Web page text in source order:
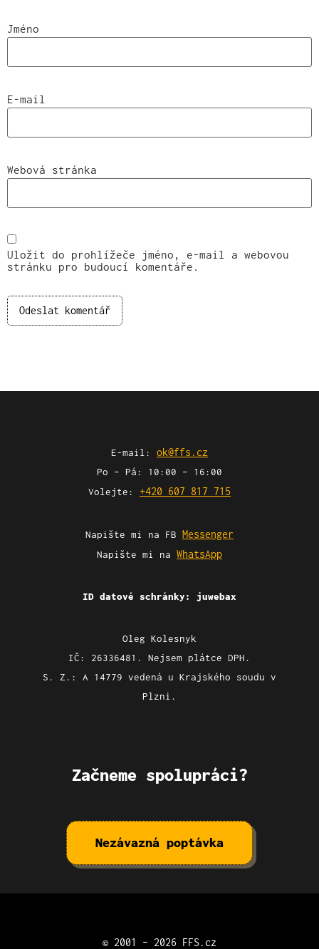
Jméno
E-mail
Webová stránka
Uložit do prohlížeče jméno, e-mail a webovou
stránku pro budoucí komentáře.
E-mail: ok@ffs.cz
Po – Pá: 10:00 – 16:00
Volejte: +420 607 817 715
Napište mi na FB Messenger
Napište mi na WhatsApp
ID datové schránky: juwebax
Oleg Kolesnyk
IČ: 26336481. Nejsem plátce DPH.
S. Z.: A 14779 vedená u Krajského soudu v
Plzni.
Začneme spolupráci?
Nezávazná poptávka
© 2001 – 2026 FFS.cz